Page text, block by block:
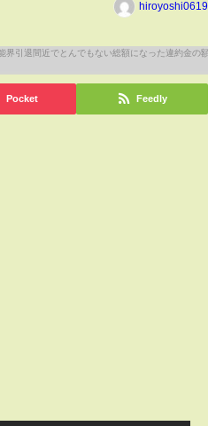
hiroyoshi0619
Pocket Feedly